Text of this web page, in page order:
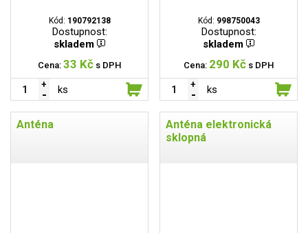
Kód: 190792138
Dostupnost:
skladem
Cena: 33 Kč s DPH
ks
Kód: 998750043
Dostupnost:
skladem
Cena: 290 Kč s DPH
ks
Anténa
Anténa elektronická
sklopná